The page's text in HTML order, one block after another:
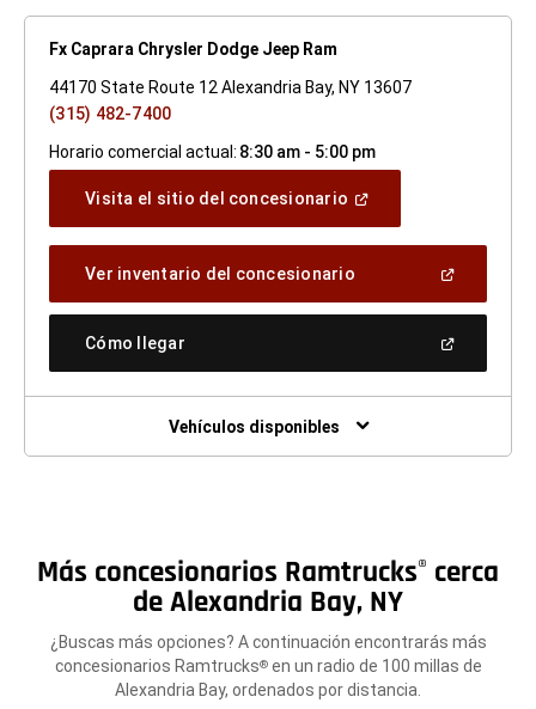
Fx Caprara Chrysler Dodge Jeep Ram
44170 State Route 12 Alexandria Bay, NY 13607
(315) 482-7400
Horario comercial actual: 8:30 am - 5:00 pm
Visita el sitio del concesionario (Abrir
nueva)
Ver inventario del concesionario
una
Cómo llegar(Abrir
ventana
nueva)
Vehículos disponibles
Más concesionarios Ramtrucks® cerca
de Alexandria Bay, NY
¿Buscas más opciones? A continuación encontrarás más
concesionarios Ramtrucks®en un radio de 100 millas de
Alexandria Bay, ordenados por distancia.